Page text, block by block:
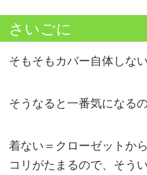
さいごに
そもそもカバー自体しな
そうなると一番気になる
着ない＝クローゼットか
コリがたまるので、そう